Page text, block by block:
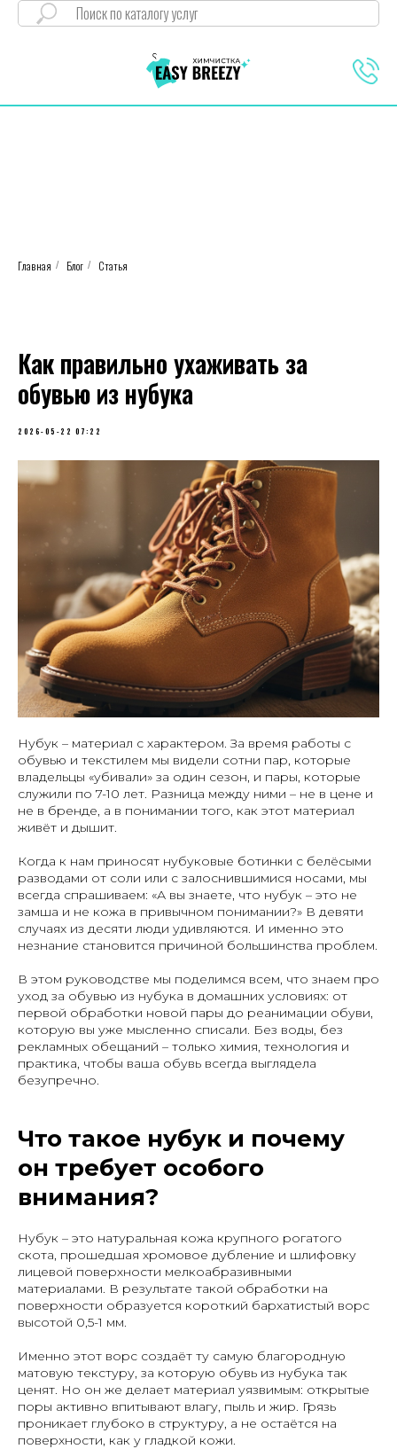
Главная / Блог / Статья
Как правильно ухаживать за
обувью из нубука
2026-05-22 07:22
Нубук – материал с характером. За время работы с
обувью и текстилем мы видели сотни пар, которые
владельцы «убивали» за один сезон, и пары, которые
служили по 7-10 лет. Разница между ними – не в цене и
не в бренде, а в понимании того, как этот материал
живёт и дышит.
Когда к нам приносят нубуковые ботинки с белёсыми
разводами от соли или с залоснившимися носами, мы
всегда спрашиваем: «А вы знаете, что нубук – это не
замша и не кожа в привычном понимании?» В девяти
случаях из десяти люди удивляются. И именно это
незнание становится причиной большинства проблем.
В этом руководстве мы поделимся всем, что знаем про
уход за обувью из нубука в домашних условиях: от
первой обработки новой пары до реанимации обуви,
которую вы уже мысленно списали. Без воды, без
рекламных обещаний – только химия, технология и
практика, чтобы ваша обувь всегда выглядела
безупречно.
Что такое нубук и почему
он требует особого
внимания?
Нубук – это натуральная кожа крупного рогатого
скота, прошедшая хромовое дубление и шлифовку
лицевой поверхности мелкоабразивными
материалами. В результате такой обработки на
поверхности образуется короткий бархатистый ворс
высотой 0,5-1 мм.
Именно этот ворс создаёт ту самую благородную
матовую текстуру, за которую обувь из нубука так
ценят. Но он же делает материал уязвимым: открытые
поры активно впитывают влагу, пыль и жир. Грязь
проникает глубоко в структуру, а не остаётся на
поверхности, как у гладкой кожи.